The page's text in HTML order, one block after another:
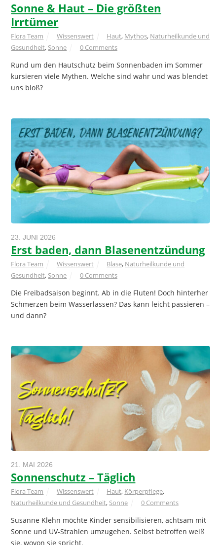
Sonne & Haut – Die größten
Irrtümer
Flora Team Wissenswert Haut, Mythos, Naturheilkunde und
Gesundheit, Sonne 0 Comments
Rund um den Hautschutz beim Sonnenbaden im Sommer
kursieren viele Mythen. Welche sind wahr und was blendet
uns bloß?
23. JUNI 2026
Erst baden, dann Blasenentzündung
Flora Team Wissenswert Blase, Naturheilkunde und
Gesundheit, Sonne 0 Comments
Die Freibadsaison beginnt. Ab in die Fluten! Doch hinterher
Schmerzen beim Wasserlassen? Das kann leicht passieren –
und dann?
21. MAI 2026
Sonnenschutz – Täglich
Flora Team Wissenswert Haut, Körperpflege,
Naturheilkunde und Gesundheit, Sonne 0 Comments
Susanne Klehn möchte Kinder sensibilisieren, achtsam mit
Sonne und UV-Strahlen umzugehen. Selbst betroffen weiß
sie, wovon sie spricht.